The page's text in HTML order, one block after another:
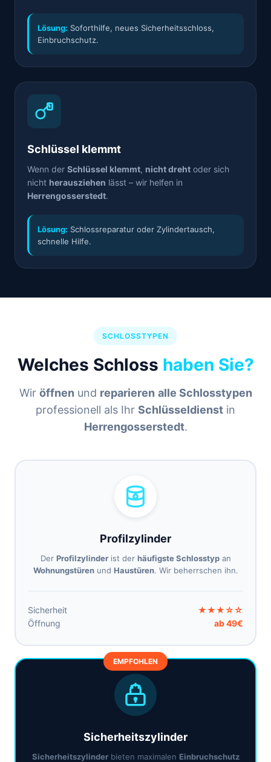
Lösung: Soforthilfe, neues Sicherheitsschloss,
Einbruchschutz.
Schlüssel klemmt
Wenn der Schlüssel klemmt, nicht dreht oder sich
nicht herausziehen lässt – wir helfen in
Herrengosserstedt.
Lösung: Schlossreparatur oder Zylindertausch,
schnelle Hilfe.
SCHLOSSTYPEN
Welches Schloss haben Sie?
Wir öffnen und reparieren alle Schlosstypen
professionell als Ihr Schlüsseldienst in
Herrengosserstedt.
Profilzylinder
Der Profilzylinderist der häufigste Schlosstypan
Wohnungstürenund Haustüren. Wir beherrschen ihn.
Sicherheit
★★★☆☆
Öffnung
ab 49€
EMPFOHLEN
Sicherheitszylinder
Sicherheitszylinderbieten maximalen Einbruchschutz